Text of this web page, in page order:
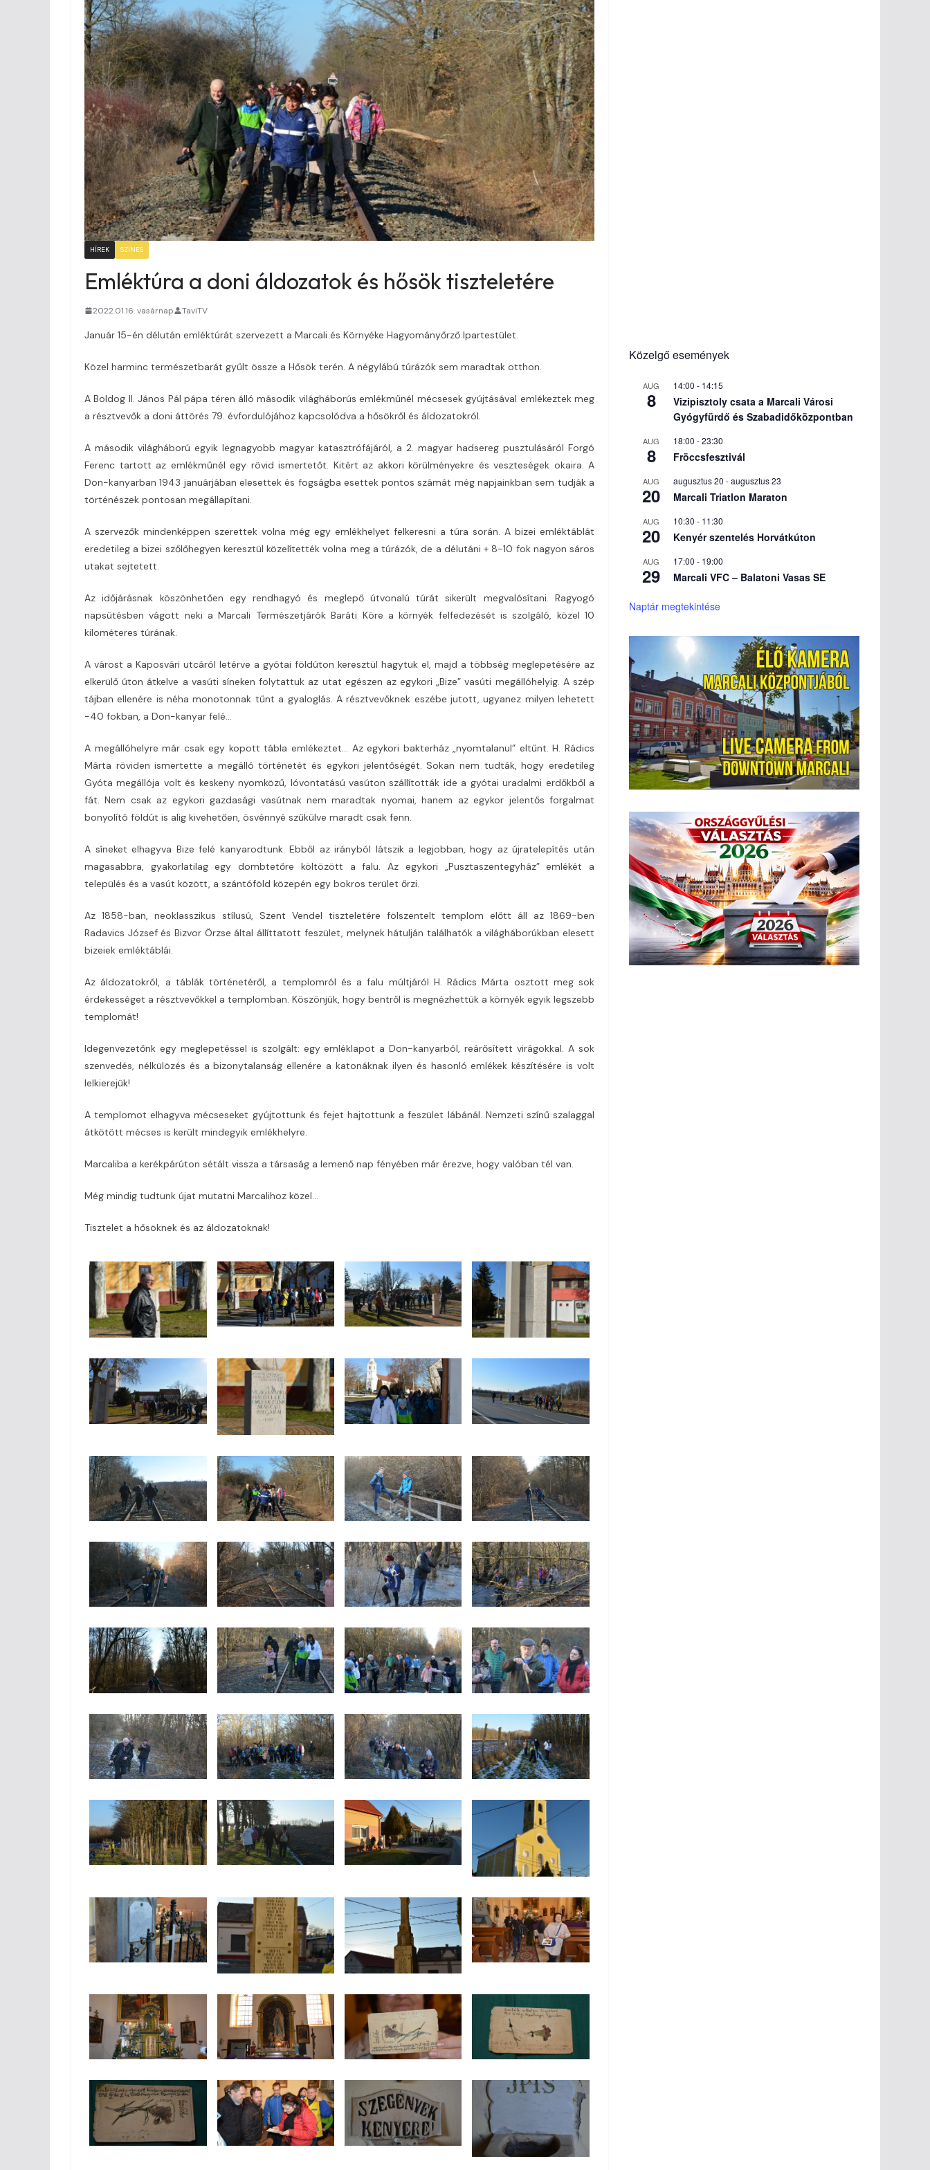
HÍREK SZINES
Emléktúra a doni áldozatok és hősök tiszteletére
2022.01.16. vasárnap TaviTV
Január 15-én délután emléktúrát szervezett a Marcali és Környéke Hagyományőrző Ipartestület.
Közel harminc természetbarát gyűlt össze a Hősök terén. A négylábú túrázók sem maradtak otthon.
A Boldog II. János Pál pápa téren álló második világháborús emlékműnél mécsesek gyújtásával emlékeztek meg
a résztvevők a doni áttörés 79. évfordulójához kapcsolódva a hősökről és áldozatokról.
A második világháború egyik legnagyobb magyar katasztrófájáról, a 2. magyar hadsereg pusztulásáról Forgó
Ferenc tartott az emlékműnél egy rövid ismertetőt. Kitért az akkori körülményekre és veszteségek okaira. A
Don-kanyarban 1943 januárjában elesettek és fogságba esettek pontos számát még napjainkban sem tudják a
történészek pontosan megállapítani.
A szervezők mindenképpen szerettek volna még egy emlékhelyet felkeresni a túra során. A bizei emléktáblát
eredetileg a bizei szőlőhegyen keresztül közelítették volna meg a túrázók, de a délutáni + 8-10 fok nagyon sáros
utakat sejtetett.
Az időjárásnak köszönhetően egy rendhagyó és meglepő útvonalú túrát sikerült megvalósítani. Ragyogó
napsütésben vágott neki a Marcali Természetjárók Baráti Köre a környék felfedezését is szolgáló, közel 10
kilométeres túrának.
A várost a Kaposvári utcáról letérve a gyótai földúton keresztül hagytuk el, majd a többség meglepetésére az
elkerülő úton átkelve a vasúti síneken folytattuk az utat egészen az egykori „Bize” vasúti megállóhelyig. A szép
tájban ellenére is néha monotonnak tűnt a gyaloglás. A résztvevőknek eszébe jutott, ugyanez milyen lehetett
-40 fokban, a Don-kanyar felé…
A megállóhelyre már csak egy kopott tábla emlékeztet… Az egykori bakterház „nyomtalanul” eltűnt. H. Rádics
Márta röviden ismertette a megálló történetét és egykori jelentőségét. Sokan nem tudták, hogy eredetileg
Gyóta megállója volt és keskeny nyomközű, lóvontatású vasúton szállították ide a gyótai uradalmi erdőkből a
fát. Nem csak az egykori gazdasági vasútnak nem maradtak nyomai, hanem az egykor jelentős forgalmat
bonyolító földút is alig kivehetően, ösvénnyé szűkülve maradt csak fenn.
A síneket elhagyva Bize felé kanyarodtunk. Ebből az irányból látszik a legjobban, hogy az újratelepítés után
magasabbra, gyakorlatilag egy dombtetőre költözött a falu. Az egykori „Pusztaszentegyház” emlékét a
település és a vasút között, a szántóföld közepén egy bokros terület őrzi.
Az 1858-ban, neoklasszikus stílusú, Szent Vendel tiszteletére fölszentelt templom előtt áll az 1869-ben
Radavics József és Bizvor Örzse által állíttatott feszület, melynek hátulján találhatók a világháborúkban elesett
bizeiek emléktáblái.
Az áldozatokról, a táblák történetéről, a templomról és a falu múltjáról H. Rádics Márta osztott meg sok
érdekességet a résztvevőkkel a templomban. Köszönjük, hogy bentről is megnézhettük a környék egyik legszebb
templomát!
Idegenvezetőnk egy meglepetéssel is szolgált: egy emléklapot a Don-kanyarból, reárősített virágokkal. A sok
szenvedés, nélkülözés és a bizonytalanság ellenére a katonáknak ilyen és hasonló emlékek készítésére is volt
lelkierejük!
A templomot elhagyva mécseseket gyújtottunk és fejet hajtottunk a feszület lábánál. Nemzeti színű szalaggal
átkötött mécses is került mindegyik emlékhelyre.
Marcaliba a kerékpárúton sétált vissza a társaság a lemenő nap fényében már érezve, hogy valóban tél van.
Még mindig tudtunk újat mutatni Marcalihoz közel…
Tisztelet a hősöknek és az áldozatoknak!
Közelgő események
AUG
8
14:00 - 14:15
Vizipisztoly csata a Marcali Városi
Gyógyfürdő és Szabadidőközpontban
AUG
8
18:00 -23:30
Fröccsfesztivál
AUG
20
augusztus 20 -augusztus 23
Marcali Triatlon Maraton
AUG
20
10:30 - 11:30
Kenyér szentelés Horvátkúton
AUG
29
17:00 - 19:00
Marcali VFC – Balatoni Vasas SE
Naptár megtekintése